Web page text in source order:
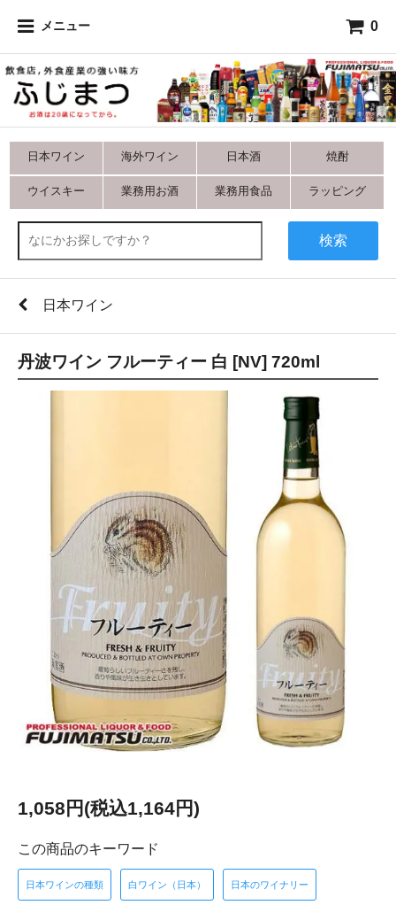
メニュー 0
日本ワイン 海外ワイン 日本酒 焼酎
ウイスキー 業務用お酒 業務用食品 ラッピング
検索
日本ワイン
丹波ワイン フルーティー 白 [NV] 720ml
1,058円(税込1,164円)
この商品のキーワード
日本ワインの種類 白ワイン（日本） 日本のワイナリー